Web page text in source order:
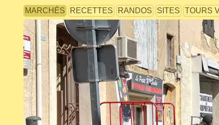
MARCHÉS RECETTES RANDOS SITES TOURS